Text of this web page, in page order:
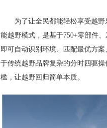
为了让全民都能轻松享受越
能越野模式，是基于750+零部件
即可自动识别环境、匹配最优方
于传统越野品牌复杂的分时四驱
槛，让越野回归简单本质。